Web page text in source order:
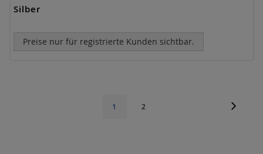
Silber
Preise nur für registrierte Kunden sichtbar.
Sie
1 Seite
2